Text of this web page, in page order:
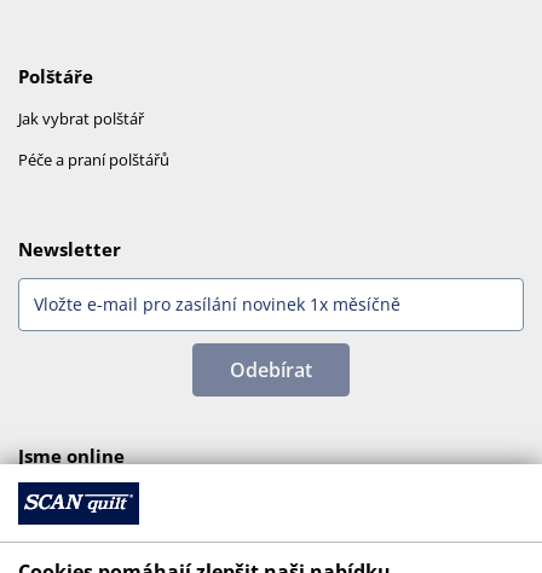
Polštáře
Jak vybrat polštář
Péče a praní polštářů
Newsletter
Odebírat
Jsme online